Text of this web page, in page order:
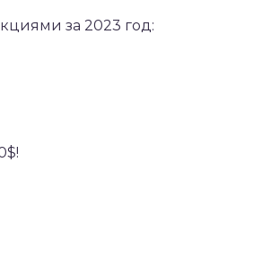
за 2023 год: